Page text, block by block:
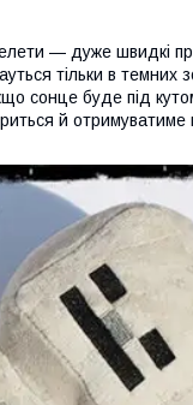
— дуже швидкі
тільки в темних
сонце буде під
й